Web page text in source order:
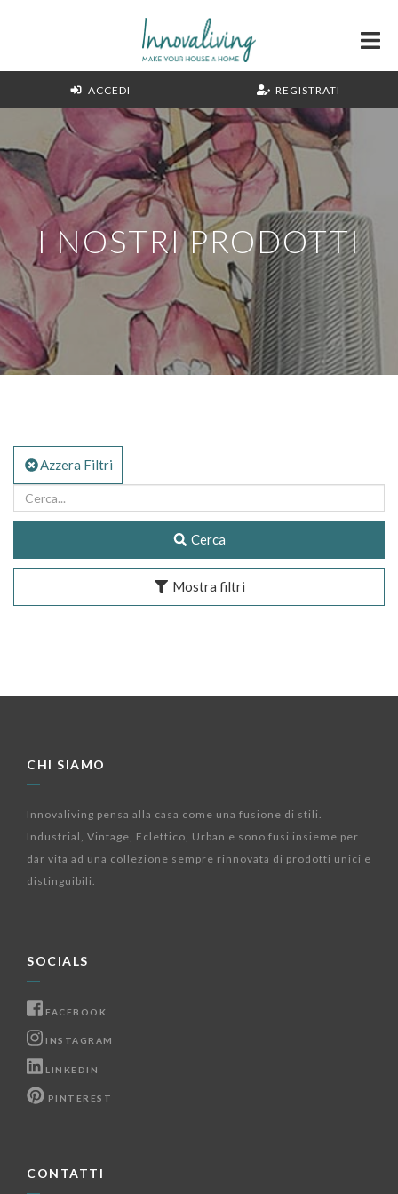
ACCEDI REGISTRATI
I NOSTRI PRODOTTI
Azzera Filtri
Cerca
Mostra filtri
CHI SIAMO
Innovaliving pensa alla casa come una fusione di stili.
Industrial, Vintage, Eclettico, Urban e sono fusi insieme per
dar vita ad una collezione sempre rinnovata di prodotti unici e
distinguibili.
SOCIALS
FACEBOOK
INSTAGRAM
LINKEDIN
PINTEREST
CONTATTI